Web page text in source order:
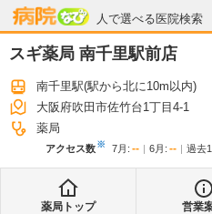
人で選べる医院検索
病院なび
スギ薬局 南千里駅前店
南千里駅(駅から北に10m以内)
大阪府吹田市佐竹台1丁目4-1
薬局
アクセス数※ 7月 : -- 6月 : -- 過去
薬局トップ 営業